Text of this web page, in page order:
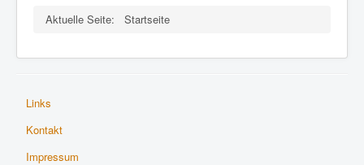
Aktuelle Seite: Startseite
Links
Kontakt
Impressum